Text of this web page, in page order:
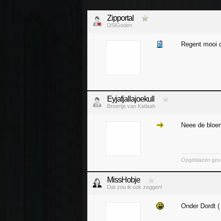
Zipportal
DSIGoden
Regent mooi
Eyjafjallajoekull
Broertje van Katlaah
Neee de
Opgeblazen
MissHobje
Dat zou ik ook zeggen!
Onder Dordt